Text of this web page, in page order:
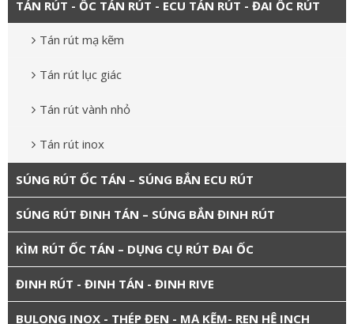
TÁN RÚT - ỐC TÁN RÚT - ECU TÁN RÚT - ĐAI ỐC RÚT
Tán rút mạ kẽm
Tán rút lục giác
Tán rút vành nhỏ
Tán rút inox
SÚNG RÚT ỐC TÁN – SÚNG BẮN ECU RÚT
SÚNG RÚT ĐINH TÁN – SÚNG BẮN ĐINH RÚT
KÌM RÚT ỐC TÁN – DỤNG CỤ RÚT ĐAI ỐC
ĐINH RÚT - ĐINH TÁN - ĐINH RIVE
BULONG INOX - THÉP ĐEN - MẠ KẼM- REN HỆ INCH